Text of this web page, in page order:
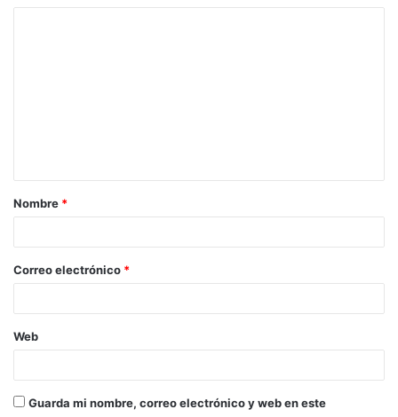
Nombre *
Correo electrónico *
Web
Guarda mi nombre, correo electrónico y web en este